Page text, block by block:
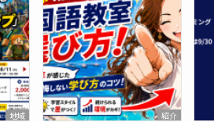
地域
紹介